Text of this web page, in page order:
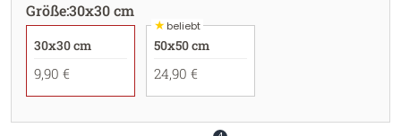
Größe:30x30 cm
30x30 cm
9,90 €
★beliebt
50x50 cm
24,90 €